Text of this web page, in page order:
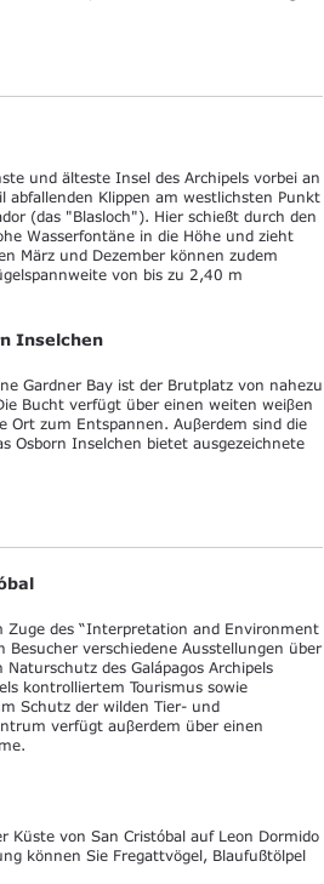
und älteste Insel des Archipels vorbei an
abfallenden Klippen am westlichsten Punkt
(das "Blasloch"). Hier schießt durch den
Wasserfontäne in die Höhe und zieht
März und Dezember können zudem
von bis zu 2,40 m
Inselchen
Gardner Bay ist der Brutplatz von nahezu
Bucht verfügt über einen weiten weiβen
Ort zum Entspannen. Auβerdem sind die
Osborn Inselchen bietet ausgezeichnete
des “Interpretation and Environment
verschiedene Ausstellungen über
des Galápagos Archipels
kontrolliertem Tourismus sowie
Schutz der wilden Tier- und
verfügt auβerdem über einen
Küste von San Cristóbal auf Leon Dormido
können Sie Fregattvögel, Blaufußtölpel